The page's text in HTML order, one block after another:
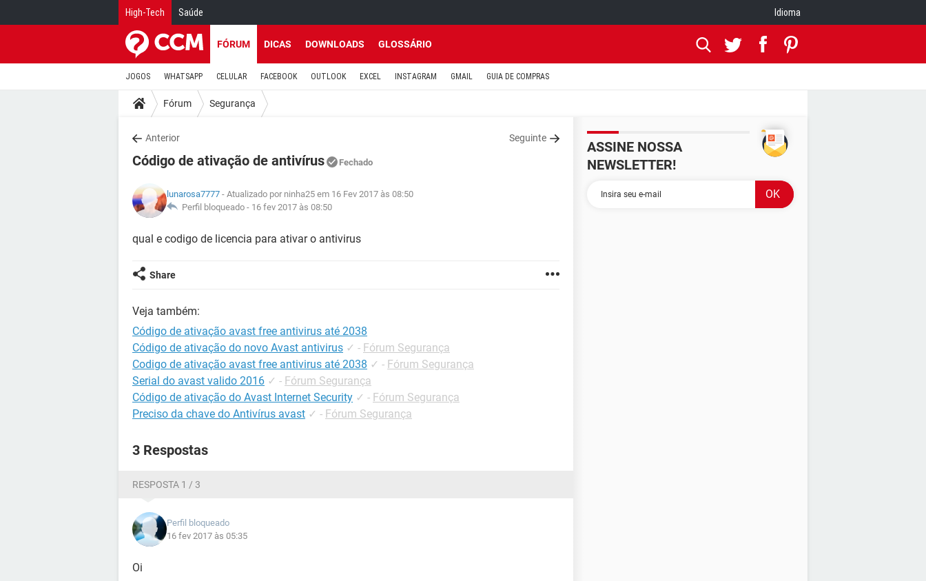
High-Tech Saúde Idioma
FÓRUM DICAS DOWNLOADS GLOSSÁRIO
JOGOS WHATSAPP CELULAR FACEBOOK OUTLOOK EXCEL INSTAGRAM GMAIL GUIA DE COMPRAS
Fórum Segurança
Anterior Seguinte
Código de ativação de antivírus Fechado
lunarosa7777 - Atualizado por ninha25 em 16 Fev 2017 às 08:50
Perfil bloqueado - 16 fev 2017 às 08:50
qual e codigo de licencia para ativar o antivirus
Share
Veja também:
Código de ativação avast free antivirus até 2038
Código de ativação do novo Avast antivirus ✓ - Fórum Segurança
Codigo de ativação avast free antivirus até 2038 ✓ - Fórum Segurança
Serial do avast valido 2016 ✓ - Fórum Segurança
Código de ativação do Avast Internet Security ✓ - Fórum Segurança
Preciso da chave do Antivírus avast ✓ - Fórum Segurança
3 Respostas
RESPOSTA 1 / 3
Perfil bloqueado
16 fev 2017 às 05:35
Oi
ASSINE NOSSA
NEWSLETTER!